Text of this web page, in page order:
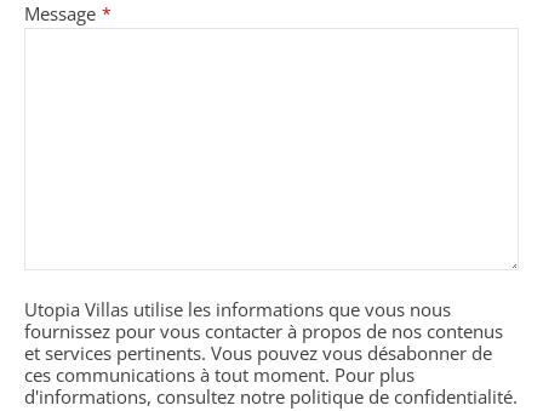
Message *
Utopia Villas utilise les informations que vous nous
fournissez pour vous contacter à propos de nos contenus
et services pertinents. Vous pouvez vous désabonner de
ces communications à tout moment. Pour plus
d'informations, consultez notre politique de confidentialité.